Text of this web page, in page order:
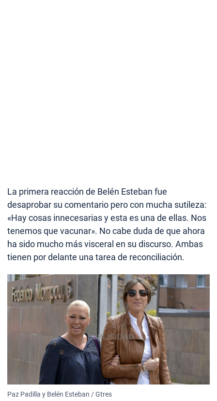
La primera reacción de Belén Esteban fue
desaprobar su comentario pero con mucha sutileza:
«Hay cosas innecesarias y esta es una de ellas. Nos
tenemos que vacunar». No cabe duda de que ahora
ha sido mucho más visceral en su discurso. Ambas
tienen por delante una tarea de reconciliación.
Paz Padilla y Belén Esteban / Gtres